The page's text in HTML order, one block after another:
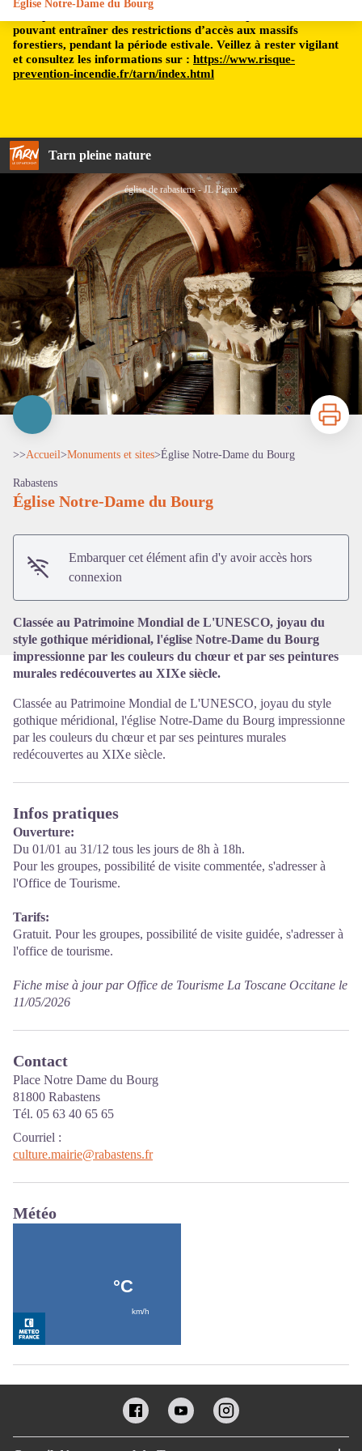
pouvant entraîner des restrictions d’accès aux massifs
forestiers, pendant la période estivale. Veillez à rester vigilant
et consultez les informations sur : https://www.risque-
prevention-incendie.fr/tarn/index.html
Tarn pleine nature
Église Notre-Dame du Bourg
église de rabastens - JL Pieux
Imprimer
>>Accueil>Monuments et sites>Église Notre-Dame du Bourg
Rabastens
Église Notre-Dame du Bourg
Embarquer cet élément afin d'y avoir accès hors
connexion
Classée au Patrimoine Mondial de L'UNESCO, joyau du
style gothique méridional, l'église Notre-Dame du Bourg
impressionne par les couleurs du chœur et par ses peintures
murales redécouvertes au XIXe siècle.
Classée au Patrimoine Mondial de L'UNESCO, joyau du style
gothique méridional, l'église Notre-Dame du Bourg impressionne
par les couleurs du chœur et par ses peintures murales
redécouvertes au XIXe siècle.
Infos pratiques
Ouverture:
Du 01/01 au 31/12 tous les jours de 8h à 18h.
Pour les groupes, possibilité de visite commentée, s'adresser à
l'Office de Tourisme.
Tarifs:
Gratuit. Pour les groupes, possibilité de visite guidée, s'adresser à
l'office de tourisme.
Fiche mise à jour par Office de Tourisme La Toscane Occitane le
11/05/2026
Contact
Place Notre Dame du Bourg
81800 Rabastens
Tél. 05 63 40 65 65
Courriel :
culture.mairie@rabastens.fr
Météo